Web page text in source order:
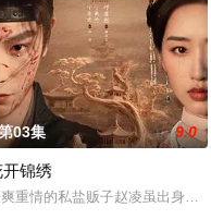
欢你，哲学和生物学意义上
，实业报国的故事。甲午战争
03集 9.0
开锦绣
重情的私盐贩子赵凌虽出身草